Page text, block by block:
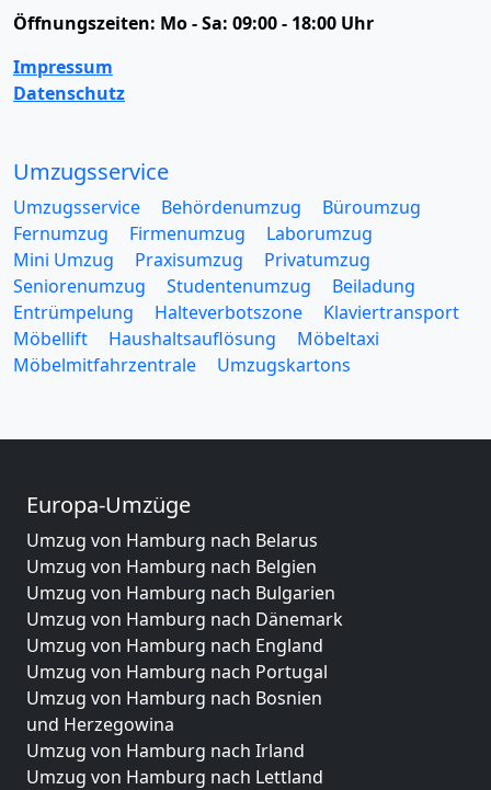
Öffnungszeiten: Mo - Sa: 09:00 - 18:00 Uhr
Impressum
Datenschutz
Umzugsservice
Umzugsservice Behördenumzug
Büroumzug
Fernumzug
Firmenumzug
Laborumzug
Mini Umzug
Praxisumzug
Privatumzug
Seniorenumzug
Studentenumzug
Beiladung
Entrümpelung
Halteverbotszone
Klaviertransport
Möbellift
Haushaltsauflösung
Möbeltaxi
Möbelmitfahrzentrale
Umzugskartons
Europa-Umzüge
Umzug von Hamburg nach Belarus
Umzug von Hamburg nach Belgien
Umzug von Hamburg nach Bulgarien
Umzug von Hamburg nach Dänemark
Umzug von Hamburg nach England
Umzug von Hamburg nach Portugal
Umzug von Hamburg nach Bosnien
und Herzegowina
Umzug von Hamburg nach Irland
Umzug von Hamburg nach Lettland